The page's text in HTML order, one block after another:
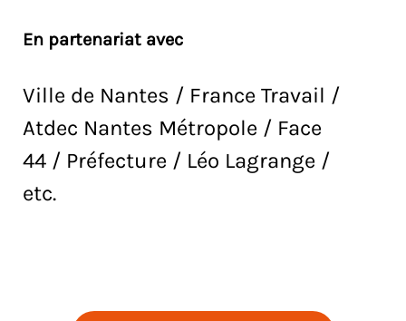
En partenariat avec
Ville de Nantes / France Travail /
Atdec Nantes Métropole / Face
44 / Préfecture / Léo Lagrange /
etc.